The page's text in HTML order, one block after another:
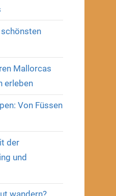
Mallorcas
erleben
Von Füssen
der
und